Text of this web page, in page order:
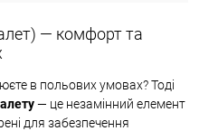
— комфорт та
в польових умовах? Тоді
— це незамінний елемент
для забезпечення